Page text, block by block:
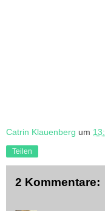
Catrin Klauenberg um
Teilen
2 Kommentare: